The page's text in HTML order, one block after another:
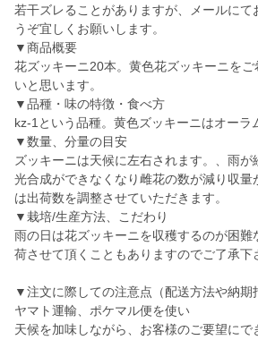
若干ズレることがありますが、メールにて
うぞ宜しくお願いします。
▼商品概要
花ズッキーニ20本。黄色花ズッキーニを
いと思います。
▼品種・味の特徴・食べ方
kz-1という品種。黄色ズッキーニはオーラ
▼数量、分量の目安
ズッキーニは天候に左右されます。、雨が
光合成ができなくなり雌花の数が減り収量
は出荷数を調整させていただきます。
▼栽培/生産方法、こだわり
雨の日は花ズッキーニを収穫するのが困難
荷させて頂くこともありますのでご了承下
▼注文に際しての注意点（配送方法や納期
ヤマト運輸、ポケマル便を使い
天候を加味しながら、お客様のご要望に